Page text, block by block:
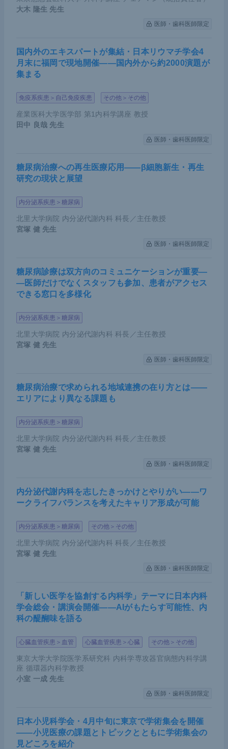
大木 隆生 先生
医師・歯科医師限定
国内外のエキスパートが集結・日本リウマチ学会4
月末に福岡で現地開催――国内外から約2000演題が
集まる
免疫系疾患＞自己免疫疾患 その他＞その他
産業医科大学医学部 第1内科学講座 教授
田中 良哉 先生
医師・歯科医師限定
糖尿病治療への再生医療応用――β細胞新生・再生
研究の現状と展望
内分泌系疾患＞糖尿病
北里大学病院 内分泌代謝内科 科長／主任教授
宮塚 健 先生
医師・歯科医師限定
糖尿病診療は双方向のコミュニケーションが重要―
―医師だけでなくスタッフも参加、患者がアクセス
できる窓口を多様化
内分泌系疾患＞糖尿病
北里大学病院 内分泌代謝内科 科長／主任教授
宮塚 健 先生
医師・歯科医師限定
糖尿病治療で求められる地域連携の在り方とは――
エリアにより異なる課題も
内分泌系疾患＞糖尿病
北里大学病院 内分泌代謝内科 科長／主任教授
宮塚 健 先生
医師・歯科医師限定
内分泌代謝内科を志したきっかけとやりがい――ワ
ークライフバランスを考えたキャリア形成が可能
内分泌系疾患＞糖尿病 その他＞その他
北里大学病院 内分泌代謝内科 科長／主任教授
宮塚 健 先生
医師・歯科医師限定
「新しい医学を協創する内科学」テーマに日本内科
学会総会・講演会開催――AIがもたらす可能性、内
科の醍醐味を語る
心臓血管疾患＞血管 心臓血管疾患＞心臓 その他＞その他
東京大学大学院医学系研究科 内科学専攻器官病態内科学講
座 循環器内科学教授
小室 一成 先生
医師・歯科医師限定
日本小児科学会・4月中旬に東京で学術集会を開催
――小児医療の課題とトピックとともに学術集会の
見どころを紹介